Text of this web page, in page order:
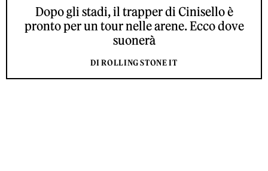
Dopo gli stadi, il trapper di Cinisello è
pronto per un tour nelle arene. Ecco dove
suonerà
DI ROLLING STONE IT